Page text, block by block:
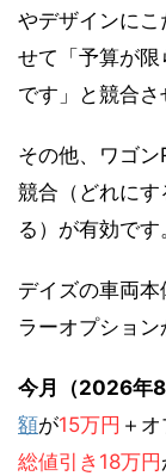
やデザインに
せて「予算が
です」と競合さ
その他、ワゴ
競合（どれに
る）が有効です
デイズの車両
ラーオプショ
今月（2026年8
額が15万円 ＋
総値引き18万円